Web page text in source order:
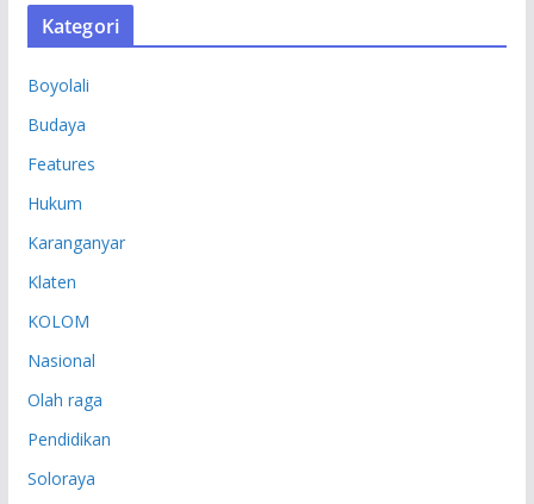
Kategori
Boyolali
Budaya
Features
Hukum
Karanganyar
Klaten
KOLOM
Nasional
Olah raga
Pendidikan
Soloraya